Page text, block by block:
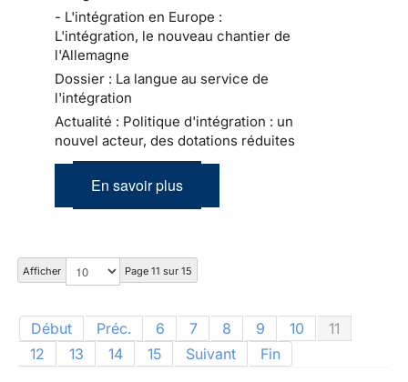
- L'intégration en Europe :
L'intégration, le nouveau chantier de
l'Allemagne
Dossier : La langue au service de
l'intégration
Actualité : Politique d'intégration : un
nouvel acteur, des dotations réduites
En savoir plus
Afficher Page 11 sur 15
Début Préc. 6 7 8 9 10
11
12
13 14 15 Suivant Fin